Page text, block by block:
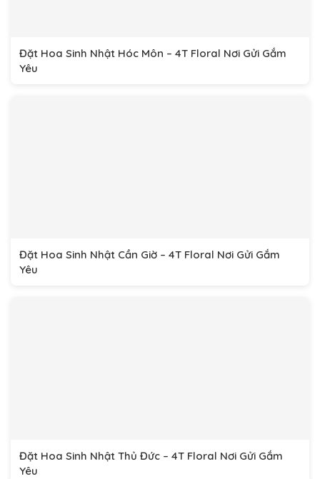
Đặt Hoa Sinh Nhật Hóc Môn – 4T Floral Nơi Gửi Gắm
Yêu
Đặt Hoa Sinh Nhật Cần Giờ – 4T Floral Nơi Gửi Gắm
Yêu
Đặt Hoa Sinh Nhật Thủ Đức – 4T Floral Nơi Gửi Gắm
Yêu